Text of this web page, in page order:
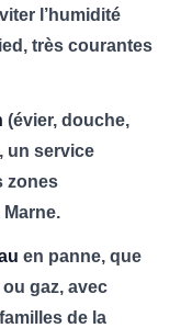
l’humidité
très courantes
(évier, douche,
un service
zones
en panne, que
gaz, avec
de la